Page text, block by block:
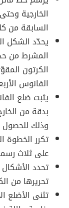
الخارجية
السابقة من
يحدّد الشكل
المشرط من
الكرتون
الفانوس
يثبت ضلع
بدقة من
وذلك
تكرر الخطوة
على ثلاث
تحدد
تحريرها من
تثنى الأضلع